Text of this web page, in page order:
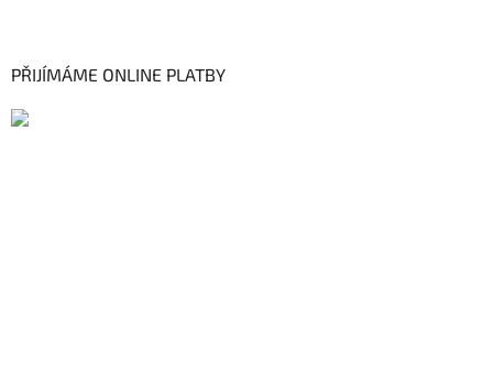
PŘIJÍMÁME ONLINE PLATBY